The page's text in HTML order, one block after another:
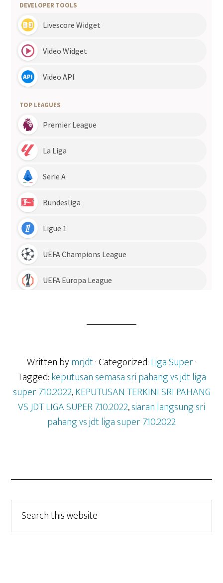
Written bymrjdt· Categorized:Liga Super·
Tagged:keputusan semasa sri pahang vs jdt liga
super 7.10.2022,KEPUTUSAN TERKINI SRI PAHANG
VS JDT LIGA SUPER 7.10.2022,siaran langsung sri
pahang vs jdt liga super 7.10.2022
this
website